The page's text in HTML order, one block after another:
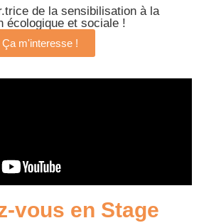
de la sensibilisation à la
écologique et sociale !
Ça m'interesse !
vous en Stage